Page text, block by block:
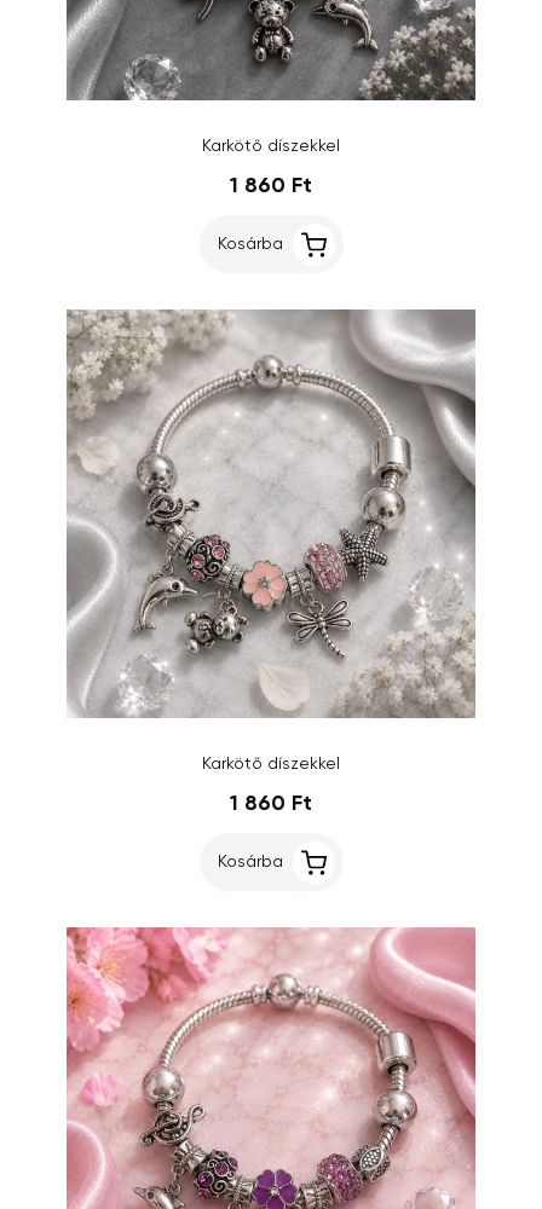
Karkötő díszekkel
1 860 Ft
Kosárba
Karkötő díszekkel
1 860 Ft
Kosárba